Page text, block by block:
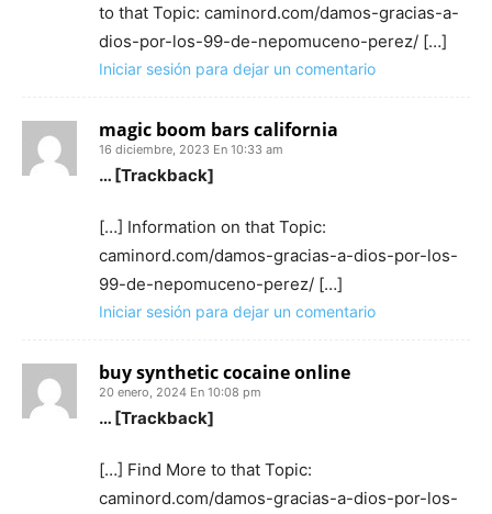
to that Topic: caminord.com/damos-gracias-a-
dios-por-los-99-de-nepomuceno-perez/ […]
Iniciar sesión para dejar un comentario
magic boom bars california​
16 diciembre, 2023 En 10:33 am
… [Trackback]
[…] Information on that Topic:
caminord.com/damos-gracias-a-dios-por-los-
99-de-nepomuceno-perez/ […]
Iniciar sesión para dejar un comentario
buy synthetic cocaine online
20 enero, 2024 En 10:08 pm
… [Trackback]
[…] Find More to that Topic:
caminord.com/damos-gracias-a-dios-por-los-